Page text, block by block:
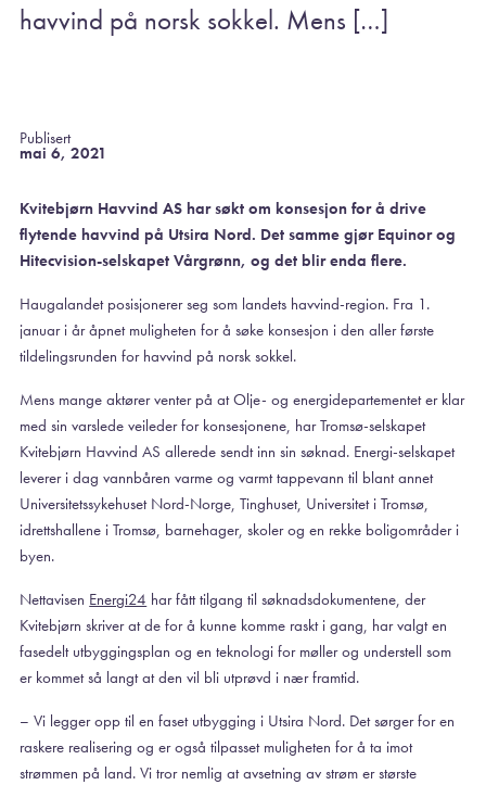
havvind på norsk sokkel. Mens […]
Publisert
mai 6, 2021
Kvitebjørn Havvind AS har søkt om konsesjon for å drive
flytende havvind på Utsira Nord. Det samme gjør Equinor og
Hitecvision-selskapet Vårgrønn, og det blir enda flere.
Haugalandet posisjonerer seg som landets havvind-region. Fra 1.
januar i år åpnet muligheten for å søke konsesjon i den aller første
tildelingsrunden for havvind på norsk sokkel.
Mens mange aktører venter på at Olje- og energidepartementet er klar
med sin varslede veileder for konsesjonene, har Tromsø-selskapet
Kvitebjørn Havvind AS allerede sendt inn sin søknad. Energi-selskapet
leverer i dag vannbåren varme og varmt tappevann til blant annet
Universitetssykehuset Nord-Norge, Tinghuset, Universitet i Tromsø,
idrettshallene i Tromsø, barnehager, skoler og en rekke boligområder i
byen.
Nettavisen Energi24 har fått tilgang til søknadsdokumentene, der
Kvitebjørn skriver at de for å kunne komme raskt i gang, har valgt en
fasedelt utbyggingsplan og en teknologi for møller og understell som
er kommet så langt at den vil bli utprøvd i nær framtid.
– Vi legger opp til en faset utbygging i Utsira Nord. Det sørger for en
raskere realisering og er også tilpasset muligheten for å ta imot
strømmen på land. Vi tror nemlig at avsetning av strøm er største